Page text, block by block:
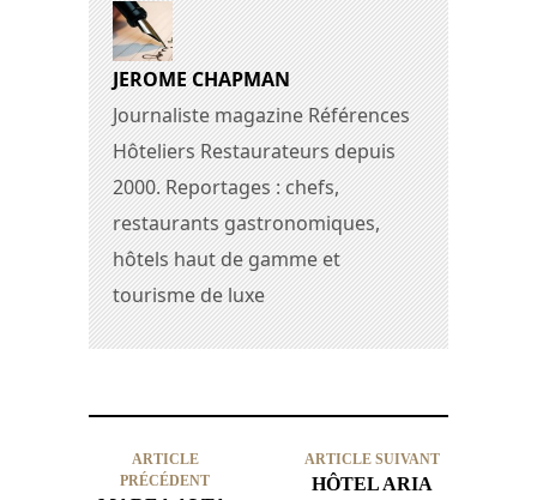
JEROME CHAPMAN
Journaliste magazine Références
Hôteliers Restaurateurs depuis
2000. Reportages : chefs,
restaurants gastronomiques,
hôtels haut de gamme et
tourisme de luxe
ARTICLE
PRÉCÉDENT
ARTICLE SUIVANT
HÔTEL ARIA